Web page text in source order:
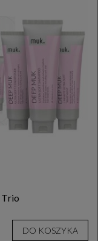
DO KOSZYKA